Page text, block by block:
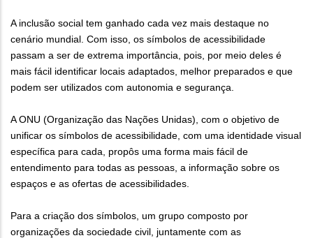
A inclusão social tem ganhado cada vez mais destaque no
cenário mundial. Com isso, os símbolos de acessibilidade
passam a ser de extrema importância, pois, por meio deles é
mais fácil identificar locais adaptados, melhor preparados e que
podem ser utilizados com autonomia e segurança.
A ONU (Organização das Nações Unidas), com o objetivo de
unificar os símbolos de acessibilidade, com uma identidade visual
específica para cada, propôs uma forma mais fácil de
entendimento para todas as pessoas, a informação sobre os
espaços e as ofertas de acessibilidades.
Para a criação dos símbolos, um grupo composto por
organizações da sociedade civil, juntamente com as